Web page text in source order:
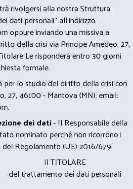
rivolgersi alla nostra Struttura
dati personali" all'indirizzo
oppure inviando una missiva a
della crisi via Principe Amedeo, 27,
Le risponderà entro 30 giorni
formale.
per lo studio del diritto della crisi con
27, 46100 - Mantova (MN); email:
.
dei dati- Il Responsabile della
nominato perché non ricorrono i
Regolamento (UE) 2016/679.
Il TITOLARE
del trattamento dei dati personali